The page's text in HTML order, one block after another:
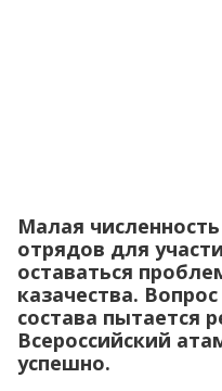
Малая
отрядов для
оставаться
казачества.
состава пытается
Всероссийский
успешно.